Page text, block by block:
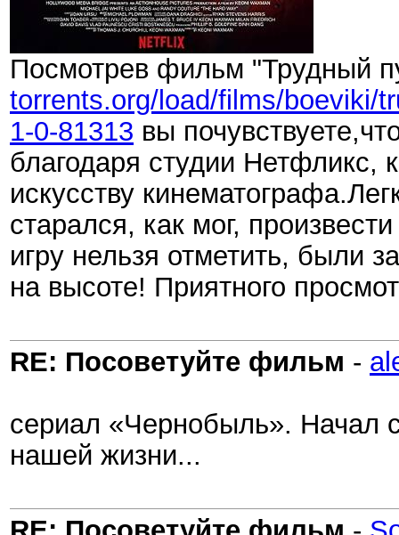
Посмотрев фильм "Трудный
torrents.org/load/films/boeviki/
1-0-81313 вы
благодаря студии Нетфликс,
искусству
старался, как мог,
игру нельзя отметить, были
на высоте! Приятного
RE: Посоветуйте фильм -
сериал «Чернобыль». Начал
нашей жизни...